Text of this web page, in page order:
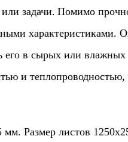
задачи. Помимо
характеристиками.
его в сырых или влажных
и теплопроводностью,
Размер листов